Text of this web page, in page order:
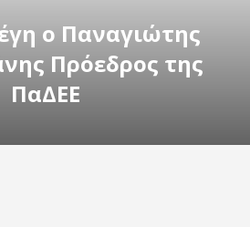
ο Παναγιώτης
Πρόεδρος της
ΠαΔΕΕ